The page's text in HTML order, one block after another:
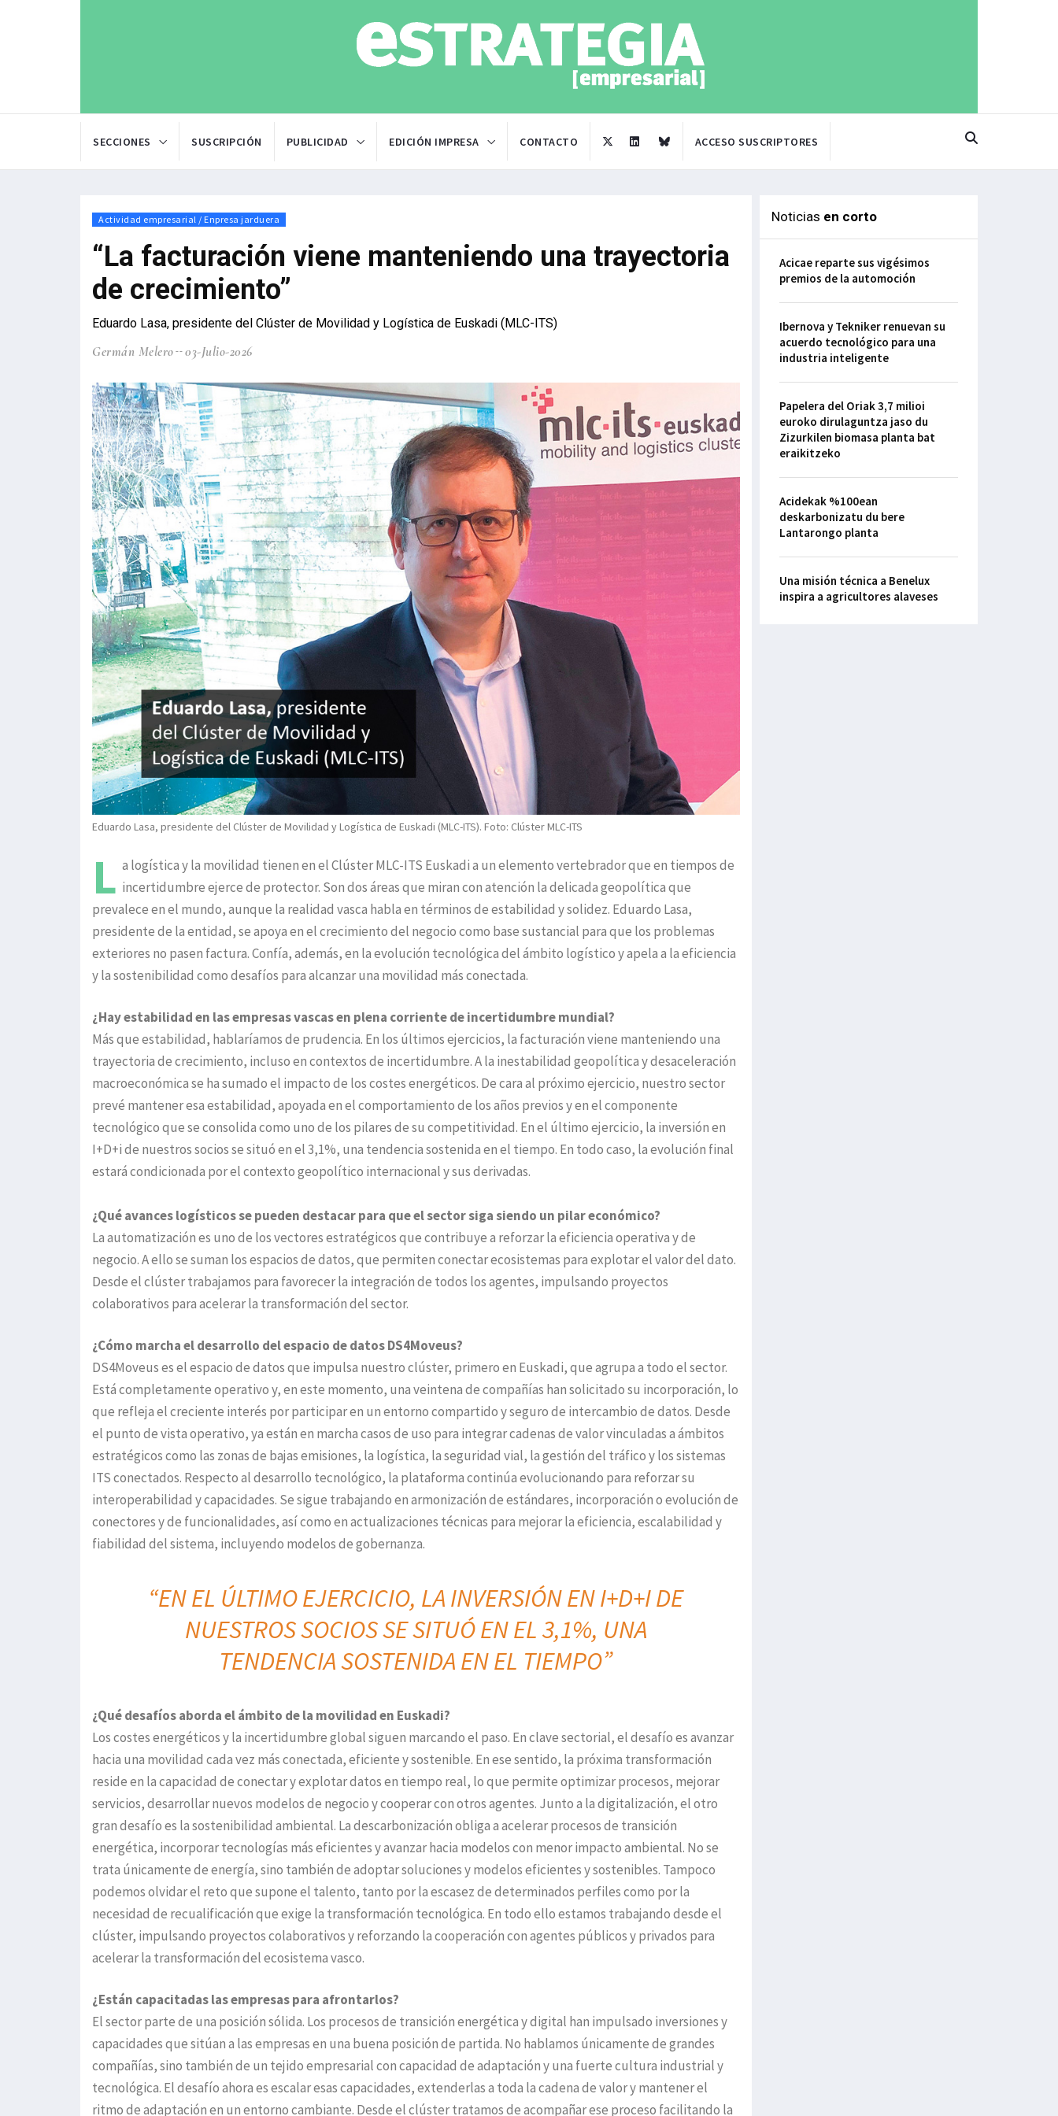
SECCIONES SUSCRIPCIÓN PUBLICIDAD EDICIÓN IMPRESA CONTACTO ACCESO SUSCRIPTORES
Actividad empresarial / Enpresa jarduera
“La facturación viene manteniendo una trayectoria
de crecimiento”
Eduardo Lasa, presidente del Clúster de Movilidad y Logística de Euskadi (MLC-ITS)
Germán Melero 03-Julio-2026
Eduardo Lasa, presidente del Clúster de Movilidad y Logística de Euskadi (MLC-ITS). Foto: Clúster MLC-ITS
L a logística y la movilidad tienen en el Clúster MLC-ITS Euskadi a un elemento vertebrador que en tiempos de
incertidumbre ejerce de protector. Son dos áreas que miran con atención la delicada geopolítica que
prevalece en el mundo, aunque la realidad vasca habla en términos de estabilidad y solidez. Eduardo Lasa,
presidente de la entidad, se apoya en el crecimiento del negocio como base sustancial para que los problemas
exteriores no pasen factura. Confía, además, en la evolución tecnológica del ámbito logístico y apela a la eficiencia
y la sostenibilidad como desafíos para alcanzar una movilidad más conectada.
¿Hay estabilidad en las empresas vascas en plena corriente de incertidumbre mundial?
Más que estabilidad, hablaríamos de prudencia. En los últimos ejercicios, la facturación viene manteniendo una
trayectoria de crecimiento, incluso en contextos de incertidumbre. A la inestabilidad geopolítica y desaceleración
macroeconómica se ha sumado el impacto de los costes energéticos. De cara al próximo ejercicio, nuestro sector
prevé mantener esa estabilidad, apoyada en el comportamiento de los años previos y en el componente
tecnológico que se consolida como uno de los pilares de su competitividad. En el último ejercicio, la inversión en
I+D+i de nuestros socios se situó en el 3,1%, una tendencia sostenida en el tiempo. En todo caso, la evolución final
estará condicionada por el contexto geopolítico internacional y sus derivadas.
¿Qué avances logísticos se pueden destacar para que el sector siga siendo un pilar económico?
La automatización es uno de los vectores estratégicos que contribuye a reforzar la eficiencia operativa y de
negocio. A ello se suman los espacios de datos, que permiten conectar ecosistemas para explotar el valor del dato.
Desde el clúster trabajamos para favorecer la integración de todos los agentes, impulsando proyectos
colaborativos para acelerar la transformación del sector.
¿Cómo marcha el desarrollo del espacio de datos DS4Moveus?
DS4Moveus es el espacio de datos que impulsa nuestro clúster, primero en Euskadi, que agrupa a todo el sector.
Está completamente operativo y, en este momento, una veintena de compañías han solicitado su incorporación, lo
que refleja el creciente interés por participar en un entorno compartido y seguro de intercambio de datos. Desde
el punto de vista operativo, ya están en marcha casos de uso para integrar cadenas de valor vinculadas a ámbitos
estratégicos como las zonas de bajas emisiones, la logística, la seguridad vial, la gestión del tráfico y los sistemas
ITS conectados. Respecto al desarrollo tecnológico, la plataforma continúa evolucionando para reforzar su
interoperabilidad y capacidades. Se sigue trabajando en armonización de estándares, incorporación o evolución de
conectores y de funcionalidades, así como en actualizaciones técnicas para mejorar la eficiencia, escalabilidad y
fiabilidad del sistema, incluyendo modelos de gobernanza.
“EN EL ÚLTIMO EJERCICIO, LA INVERSIÓN ENI+D+I DE
NUESTROS SOCIOS SE SITUÓ EN EL 3,1%, UNA
TENDENCIA SOSTENIDA EN EL TIEMPO”
¿Qué desafíos aborda el ámbito de la movilidad en Euskadi?
Los costes energéticos y la incertidumbre global siguen marcando el paso. En clave sectorial, el desafío es avanzar
hacia una movilidad cada vez más conectada, eficiente y sostenible. En ese sentido, la próxima transformación
reside en la capacidad de conectar y explotar datos en tiempo real, lo que permite optimizar procesos, mejorar
servicios, desarrollar nuevos modelos de negocio y cooperar con otros agentes. Junto a la digitalización, el otro
gran desafío es la sostenibilidad ambiental. La descarbonización obliga a acelerar procesos de transición
energética, incorporar tecnologías más eficientes y avanzar hacia modelos con menor impacto ambiental. No se
trata únicamente de energía, sino también de adoptar soluciones y modelos eficientes y sostenibles. Tampoco
podemos olvidar el reto que supone el talento, tanto por la escasez de determinados perfiles como por la
necesidad de recualificación que exige la transformación tecnológica. En todo ello estamos trabajando desde el
clúster, impulsando proyectos colaborativos y reforzando la cooperación con agentes públicos y privados para
acelerar la transformación del ecosistema vasco.
¿Están capacitadas las empresas para afrontarlos?
El sector parte de una posición sólida. Los procesos de transición energética y digital han impulsado inversiones y
capacidades que sitúan a las empresas en una buena posición de partida. No hablamos únicamente de grandes
compañías, sino también de un tejido empresarial con capacidad de adaptación y una fuerte cultura industrial y
tecnológica. El desafío ahora es escalar esas capacidades, extenderlas a toda la cadena de valor y mantener el
ritmo de adaptación en un entorno cambiante. Desde el clúster tratamos de acompañar ese proceso facilitando la
Noticias en corto
Acicae reparte sus vigésimos
premios de la automoción
Ibernova y Tekniker renuevan su
acuerdo tecnológico para una
industria inteligente
Papelera del Oriak 3,7 milioi
euroko dirulaguntza jaso du
Zizurkilen biomasa planta bat
eraikitzeko
Acidekak %100ean
deskarbonizatu du bere
Lantarongo planta
Una misión técnica a Benelux
inspira a agricultores alaveses